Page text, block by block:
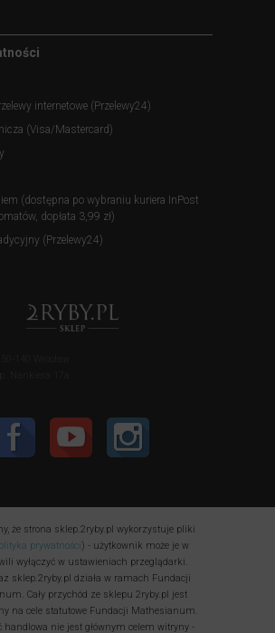
internetowe (Przelewy24)
(Visa/Mastercard)
(dostępna po wybraniu kuriera InPost
dopłata 3,99 zł)
(Przelewy24)
że strona sklep.2ryby.pl wykorzystuje pliki
prywatności) - użytkownik może je w
wyłączyć w ustawieniach przeglądarki.
sklep.2ryby.pl działa w ramach Fundacji
Cały przychód ze sklepu 2ryby.pl jest
na cele statutowe Fundacji Mathesianum.
handlowa nie jest głównym celem witryny -